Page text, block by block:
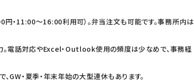
円・11:00〜16:00利用可）。弁当注文も可能です。事務所内は
。電話対応やExcel・Outlook使用の頻度は少なめで、事務経
GW・夏季・年末年始の大型連休もあります。